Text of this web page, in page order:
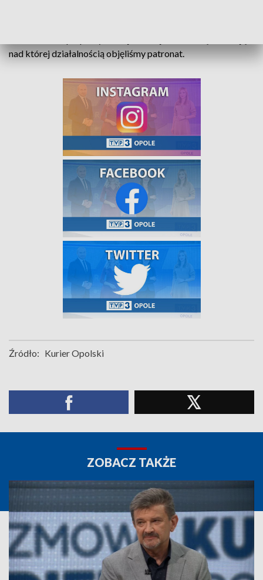
nad której działalnością objęliśmy patronat.
Źródło: Kurier Opolski
ZOBACZ TAKŻE